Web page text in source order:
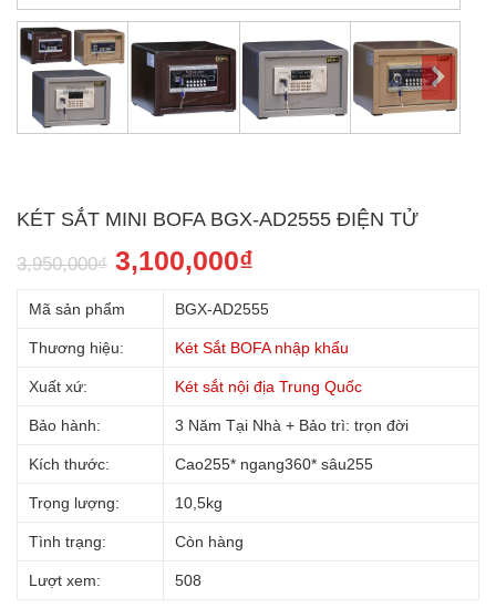
KÉT SẮT MINI BOFA BGX-AD2555 ĐIỆN TỬ
3,950,000₫ 3,100,000₫
Mã sản phẩm BGX-AD2555
Thương hiệu: Két Sắt BOFA nhập khẩu
Xuất xứ: Két sắt nội địa Trung Quốc
Bảo hành: 3 Năm Tại Nhà + Bảo trì: trọn đời
Kích thước: Cao255* ngang360* sâu255
Trọng lượng: 10,5kg
Tình trạng: Còn hàng
Lượt xem: 508